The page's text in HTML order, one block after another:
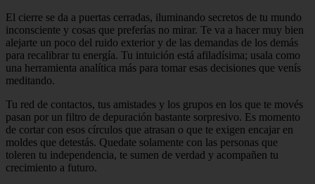
El cierre se da a puertas cerradas, iluminando secretos de tu mundo
inconsciente y cosas que preferías no mirar. Te va a hacer muy bien
alejarte un poco del ruido exterior y de las demandas de los demás
para recalibrar tu energía. Tu intuición está afiladísima; usala como
una herramienta analítica más para tomar esas decisiones que venís
meditando.
Tu red de contactos, tus amistades y los grupos en los que te movés
pasan por un filtro de depuración bastante sorpresivo. Es momento
de cortar con esos círculos que atrasan o que te exigen encajar en
moldes que detestás. Quedate solamente con las personas que
toleren tu independencia, te sumen de verdad y acompañen tu
crecimiento a futuro.